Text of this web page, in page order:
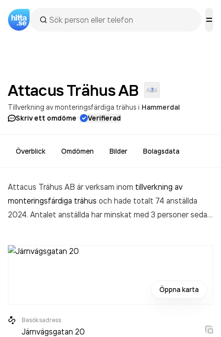
Attacus TrähusAB
Tillverkning av monteringsfärdiga trähus i Hammerdal
Skriv ett omdöme· Verifierad
Överblick Omdömen Bilder Bolagsdata
Attacus Trähus AB är verksam inom tillverkning av
monteringsfärdiga trähus och hade totalt 74 anställda
2024. Antalet anställda har minskat med 3 personer sedan
Trähus ABomsatte 103 615 000,00 kr
Öppna karta
Besöksadress
Järnvägsgatan 20